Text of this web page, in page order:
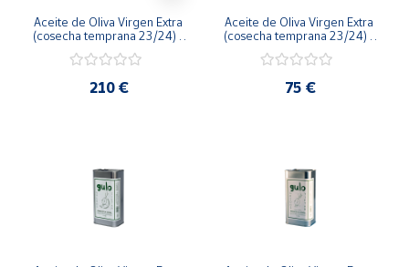
Aceite de Oliva Virgen Extra
(cosecha temprana 23/24) -
210 €
Aceite de Oliva Virgen Extra
(cosecha temprana 23/24) -
75 €